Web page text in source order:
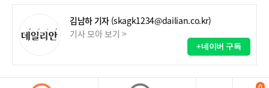
김남하 기자 (skagk1234@dailian.co.kr)
기사 모아 보기 >
+네이버 구독